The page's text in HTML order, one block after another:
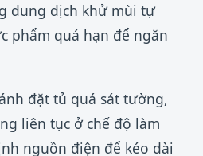
dung dịch khử mùi tự
phẩm quá hạn để ngăn
đặt tủ quá sát tường,
liên tục ở chế độ làm
nguồn điện để kéo dài